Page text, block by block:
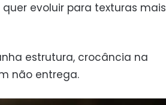
evoluir para texturas mais
estrutura, crocância na
não entrega.